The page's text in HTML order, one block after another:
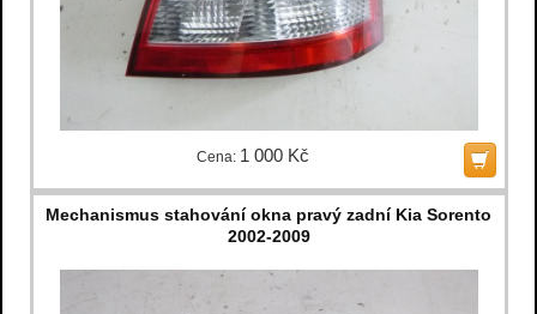
Cena: 1 000 Kč
Mechanismus stahování okna pravý zadní Kia Sorento
2002-2009